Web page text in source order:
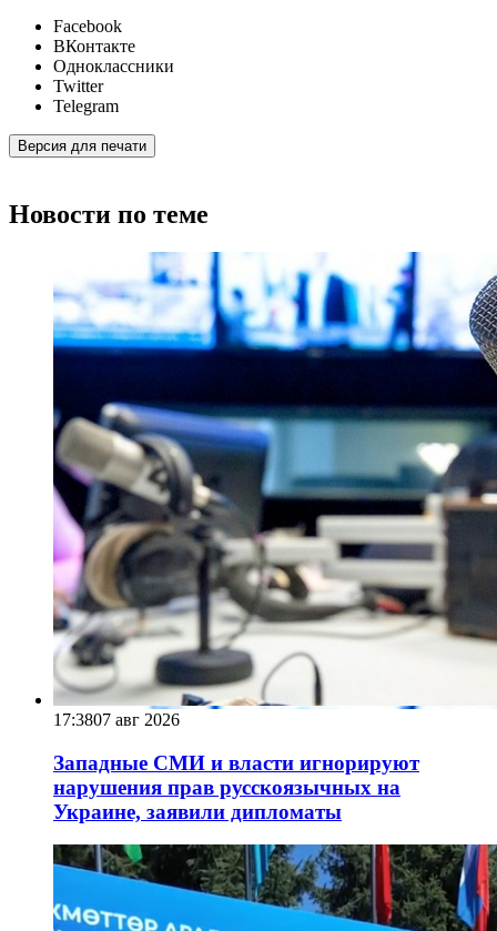
Facebook
ВКонтакте
Одноклассники
Twitter
Telegram
Версия для печати
Новости по теме
17:3807 авг 2026
Западные СМИ и власти игнорируют
нарушения прав русскоязычных на
Украине, заявили дипломаты